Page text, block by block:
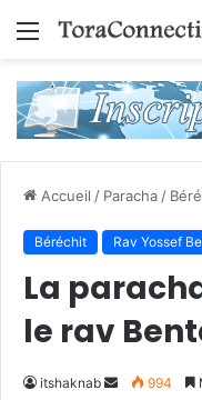
Menu
Accueil / Paracha /
Béréchit Rav Yossef
La
le rav
itshaknab
Envoyer
994